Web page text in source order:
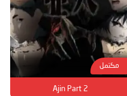
مكتمل
Ajin Part 2